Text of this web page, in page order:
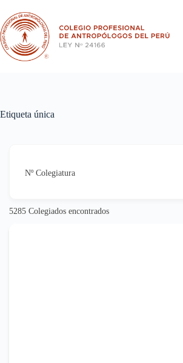
contenido
Etiqueta única
Nº Colegiatura
5285 Colegiados encontrados